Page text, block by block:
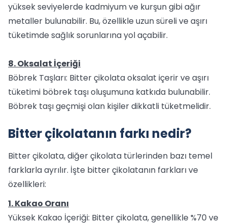
yüksek seviyelerde kadmiyum ve kurşun gibi ağır
metaller bulunabilir. Bu, özellikle uzun süreli ve aşırı
tüketimde sağlık sorunlarına yol açabilir.
8. Oksalat İçeriği
Böbrek Taşları: Bitter çikolata oksalat içerir ve aşırı
tüketimi böbrek taşı oluşumuna katkıda bulunabilir.
Böbrek taşı geçmişi olan kişiler dikkatli tüketmelidir.
Bitter çikolatanın farkı nedir?
Bitter çikolata, diğer çikolata türlerinden bazı temel
farklarla ayrılır. İşte bitter çikolatanın farkları ve
özellikleri:
1. Kakao Oranı
Yüksek Kakao İçeriği: Bitter çikolata, genellikle %70 ve